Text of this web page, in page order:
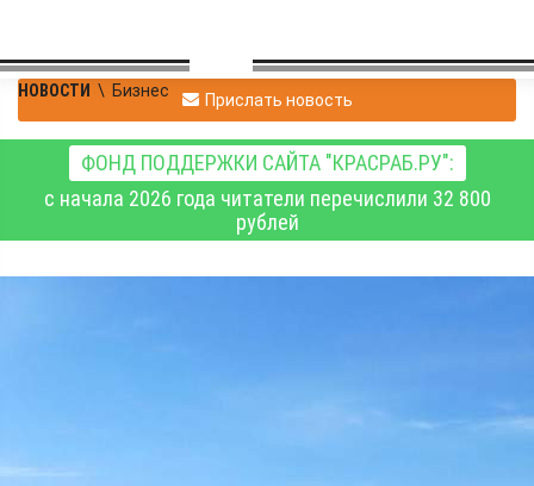
НОВОСТИ \ Бизнес Прислать новость
ФОНД ПОДДЕРЖКИ САЙТА "КРАСРАБ.РУ":
с начала 2026 года читатели перечислили 32 800
рублей
земельных участков
площадью почти 87